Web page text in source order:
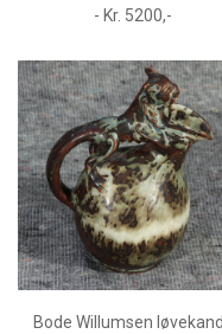
- Kr. 5200,-
Bode Willumsen